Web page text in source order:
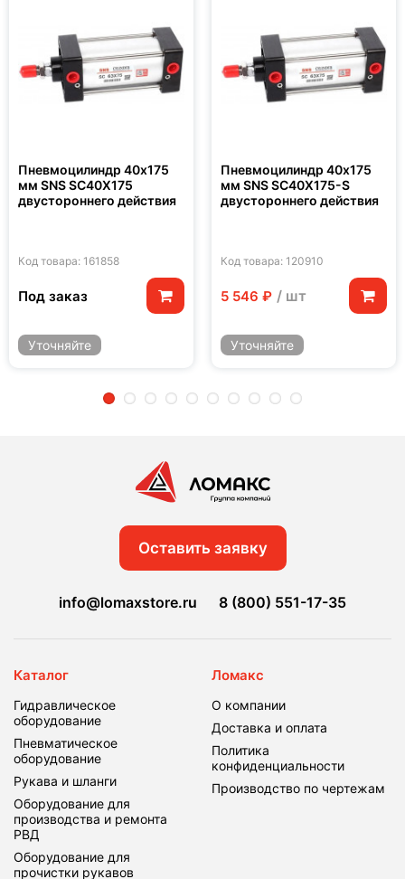
Пневмоцилиндр 40x175
мм SNS SC40X175
двустороннего действия
Код товара: 161858
Под заказ
Уточняйте
Пневмоцилиндр 40x175
мм SNS SC40X175-S
двустороннего действия
Код товара: 120910
5 546 ₽ / шт
Уточняйте
Оставить заявку
info@lomaxstore.ru 8 (800) 551-17-35
Каталог
Гидравлическое
оборудование
Пневматическое
оборудование
Рукава и шланги
Оборудование для
производства и ремонта
РВД
Оборудование для
прочистки рукавов
Ломакс
О компании
Доставка и оплата
Политика
конфиденциальности
Производство по чертежам